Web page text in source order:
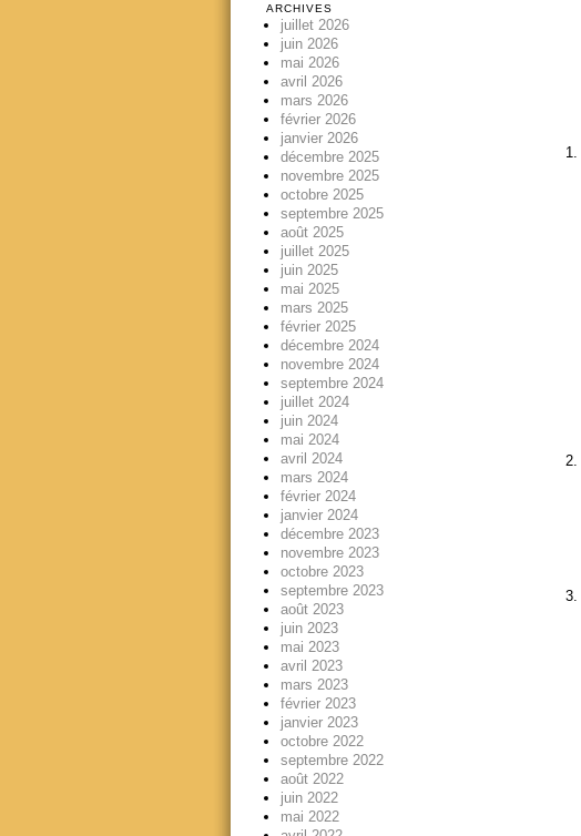
ARCHIVES
juillet 2026
juin 2026
mai 2026
avril 2026
mars 2026
février 2026
janvier 2026
décembre 2025
novembre 2025
octobre 2025
septembre 2025
août 2025
juillet 2025
juin 2025
mai 2025
mars 2025
février 2025
décembre 2024
novembre 2024
septembre 2024
juillet 2024
juin 2024
mai 2024
avril 2024
mars 2024
février 2024
janvier 2024
décembre 2023
novembre 2023
octobre 2023
septembre 2023
août 2023
juin 2023
mai 2023
avril 2023
mars 2023
février 2023
janvier 2023
octobre 2022
septembre 2022
août 2022
juin 2022
mai 2022